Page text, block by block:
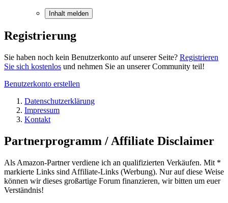
Inhalt melden
Registrierung
Sie haben noch kein Benutzerkonto auf unserer Seite? Registrieren
Sie sich kostenlos und nehmen Sie an unserer Community teil!
Benutzerkonto erstellen
Datenschutzerklärung
Impressum
Kontakt
Partnerprogramm / Affiliate Disclaimer
Als Amazon-Partner verdiene ich an qualifizierten Verkäufen. Mit *
markierte Links sind Affiliate-Links (Werbung). Nur auf diese Weise
können wir dieses großartige Forum finanzieren, wir bitten um euer
Verständnis!